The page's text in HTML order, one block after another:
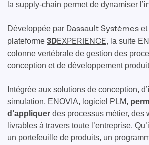
la supply-chain permet de dynamiser
Développée par Dassault Systèmes et
plateforme 3DEXPERIENCE, la suite
colonne vertébrale de gestion des
conception et de développement
Intégrée aux solutions de conception,
simulation, ENOVIA, logiciel PLM,
d’appliquer des processus métier, des
livrables à travers toute l’entreprise.
un portefeuille de produits, un